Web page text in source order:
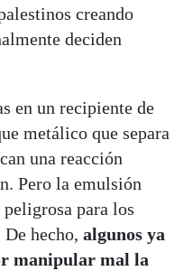
creando
deciden
en un recipiente de
metálico que separa
una reacción
Pero la emulsión
para los
hecho, algunos ya
manipular mal la